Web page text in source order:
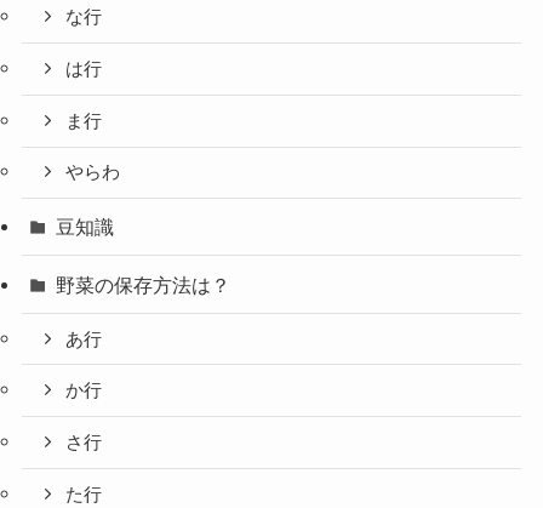
な行
は行
ま行
やらわ
豆知識
野菜の保存方法は？
あ行
か行
さ行
た行